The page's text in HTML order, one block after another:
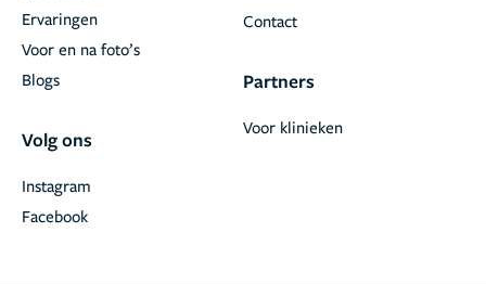
Ervaringen
Voor en na foto’s
Blogs
Volg ons
Facebook
Instagram
Contact
Partners
Voor klinieken